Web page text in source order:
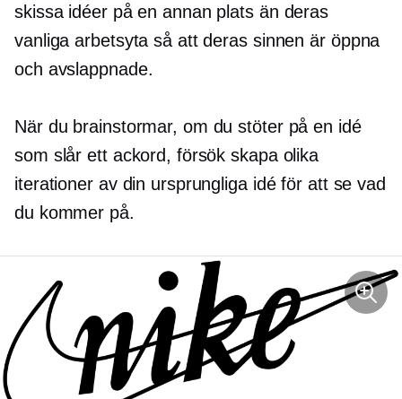
skissa idéer på en annan plats än deras
vanliga arbetsyta så att deras sinnen är öppna
och avslappnade.
När du brainstormar, om du stöter på en idé
som slår ett ackord, försök skapa olika
iterationer av din ursprungliga idé för att se vad
du kommer på.